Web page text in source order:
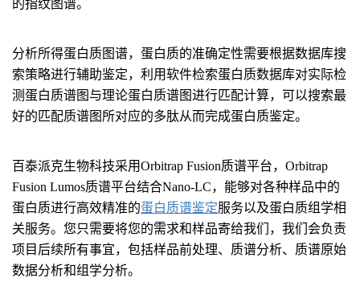
的指纹图谱。
分析所得蛋白质图谱，蛋白质的准确定性需要根据数据库搜
索策略进行辅助鉴定，利用软件检索蛋白质数据库对实际检
测蛋白质谱图与理论蛋白质谱图进行匹配计算，可以搜索最
好的匹配质谱图所对应的多肽从而完成蛋白质鉴定。
百泰派克生物科技采用Orbitrap Fusion质谱平台，Orbitrap
Fusion Lumos质谱平台结合Nano-LC，能够对各种样品中的
蛋白质进行高效精准的蛋白质谱鉴定服务以及蛋白质组学相
关服务。您只需要将您的需求和样品寄给我们，我们会负责
项目后续所有事宜，包括样品前处理、质谱分析、质谱原始
数据分析和组学分析。